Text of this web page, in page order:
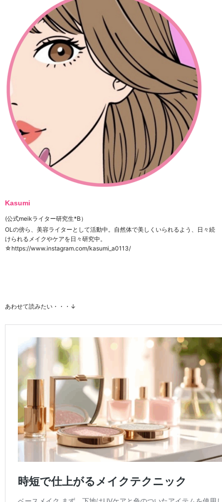
Kasumi
(公式meikライター研究生*B）
OL の傍ら、美容ライターとして活動中。自然体で美しくいられるよう、日々続
けられるメイクやケアを日々研究中。
☆https://www.instagram.com/kasumi_a0113/
あわせて読みたい・・・↓